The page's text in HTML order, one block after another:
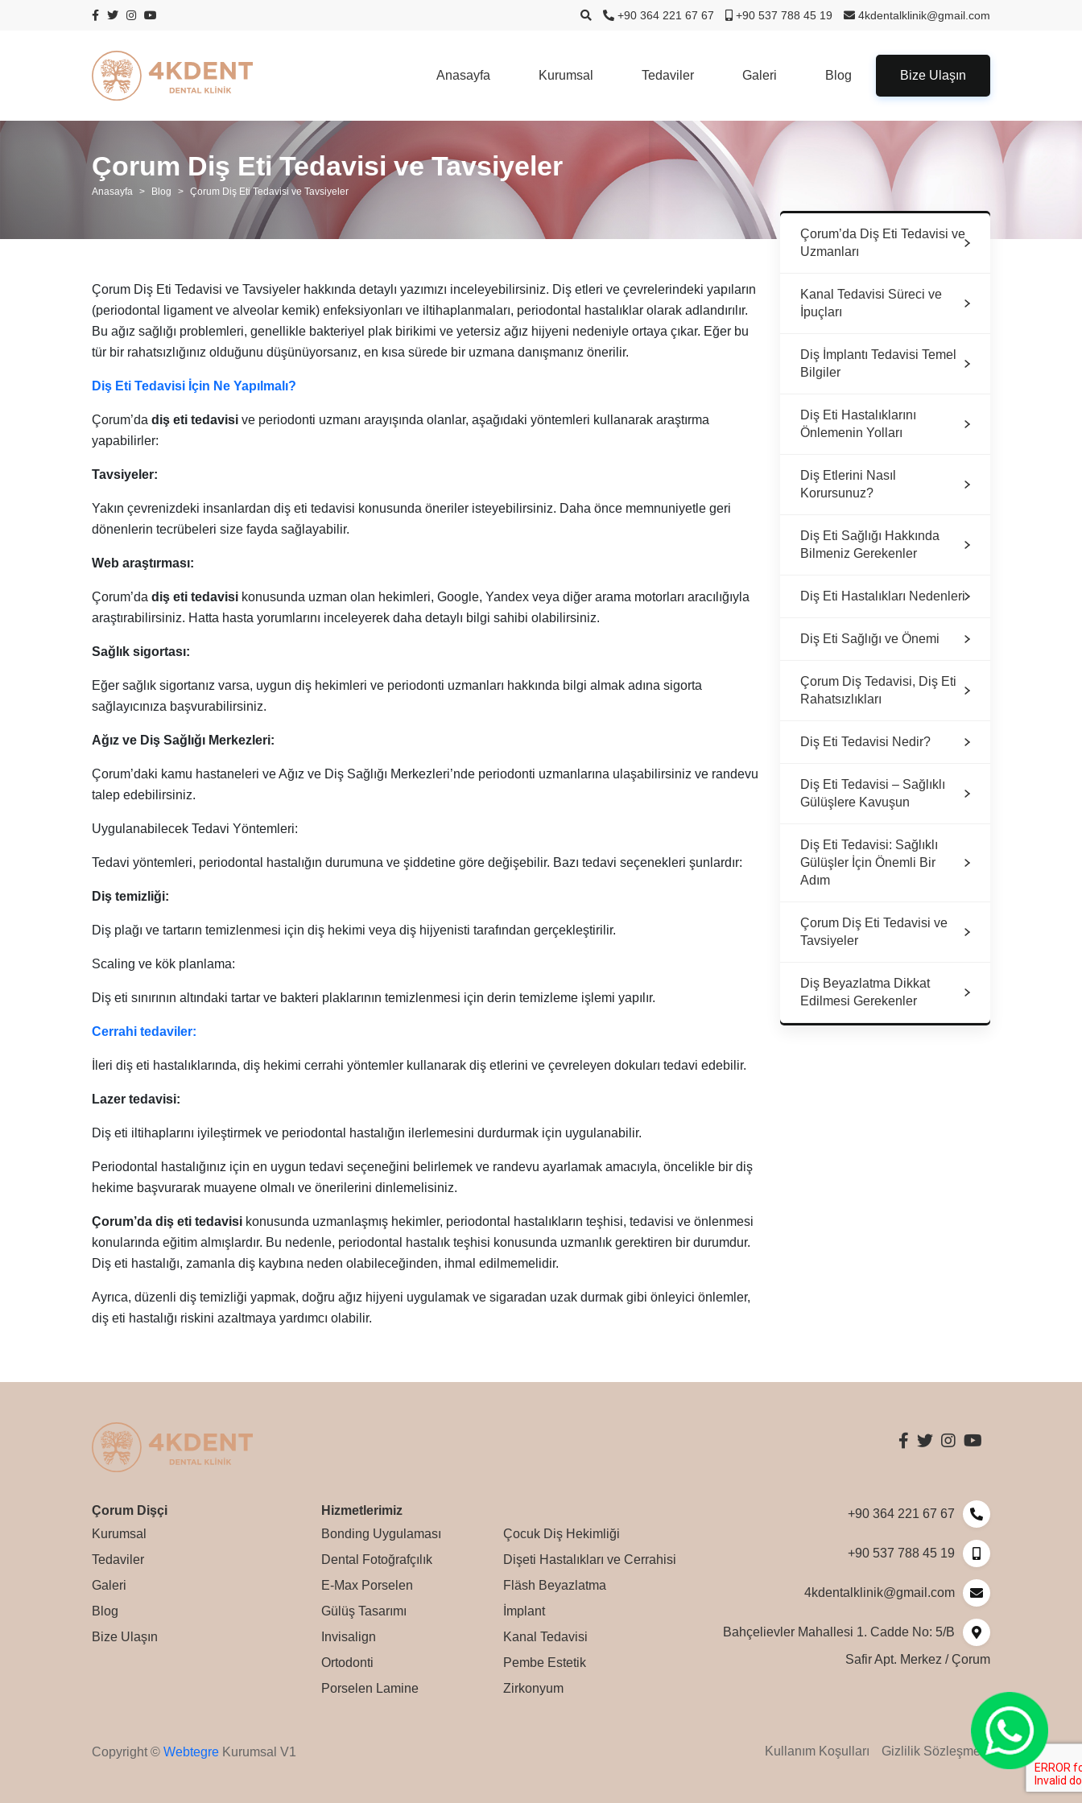
+90 364 221 67 67 +90 537 788 45 19 4kdentalklinik@gmail.com
Anasayfa Kurumsal Tedaviler Galeri Blog Bize Ulaşın
Çorum Diş Eti Tedavisi ve Tavsiyeler
Anasayfa Blog Çorum Diş Eti Tedavisi ve Tavsiyeler
Çorum Diş Eti Tedavisi ve Tavsiyeler hakkında detaylı yazımızı inceleyebilirsiniz. Diş etleri ve çevrelerindeki yapıların
(periodontal ligament ve alveolar kemik) enfeksiyonları ve iltihaplanmaları, periodontal hastalıklar olarak adlandırılır.
Bu ağız sağlığı problemleri, genellikle bakteriyel plak birikimi ve yetersiz ağız hijyeni nedeniyle ortaya çıkar. Eğer bu
tür bir rahatsızlığınız olduğunu düşünüyorsanız, en kısa sürede bir uzmana danışmanız önerilir.
Diş Eti Tedavisi İ çin Ne Yapılmalı?
Çorum’da diş eti tedavisi ve periodonti uzmanı arayışında olanlar, aşağıdaki yöntemleri kullanarak araştırma
yapabilirler:
Tavsiyeler:
Yakın çevrenizdeki insanlardan diş eti tedavisi konusunda öneriler isteyebilirsiniz. Daha önce memnuniyetle geri
dönenlerin tecrübeleri size fayda sağlayabilir.
Web araştırması:
Çorum’da diş eti tedavisi konusunda uzman olan hekimleri, Google, Yandex veya diğer arama motorları aracılığıyla
araştırabilirsiniz. Hatta hasta yorumlarını inceleyerek daha detaylı bilgi sahibi olabilirsiniz.
Sağlık sigortası:
Eğer sağlık sigortanız varsa, uygun diş hekimleri ve periodonti uzmanları hakkında bilgi almak adına sigorta
sağlayıcınıza başvurabilirsiniz.
Ağız ve Diş Sağlığı Merkezleri:
Çorum’daki kamu hastaneleri ve Ağız ve Diş Sağlığı Merkezleri’nde periodonti uzmanlarına ulaşabilirsiniz ve randevu
talep edebilirsiniz.
Uygulanabilecek Tedavi Yöntemleri:
Tedavi yöntemleri, periodontal hastalığın durumuna ve şiddetine göre değişebilir. Bazı tedavi seçenekleri şunlardır:
Diş temizliği:
Diş plağı ve tartarın temizlenmesi için diş hekimi veya diş hijyenisti tarafından gerçekleştirilir.
Scaling ve kök planlama:
Diş eti sınırının altındaki tartar ve bakteri plaklarının temizlenmesi için derin temizleme işlemi yapılır.
Cerrahi tedaviler:
İleri diş eti hastalıklarında, diş hekimi cerrahi yöntemler kullanarak diş etlerini ve çevreleyen dokuları tedavi edebilir.
Lazer tedavisi:
Diş eti iltihaplarını iyileştirmek ve periodontal hastalığın ilerlemesini durdurmak için uygulanabilir.
Periodontal hastalığınız için en uygun tedavi seçeneğini belirlemek ve randevu ayarlamak amacıyla, öncelikle bir diş
hekime başvurarak muayene olmalı ve önerilerini dinlemelisiniz.
Çorum’da diş eti tedavisi konusunda uzmanlaşmış hekimler, periodontal hastalıkların teşhisi, tedavisi ve önlenmesi
konularında eğitim almışlardır. Bu nedenle, periodontal hastalık teşhisi konusunda uzmanlık gerektiren bir durumdur.
Diş eti hastalığı, zamanla diş kaybına neden olabileceğinden, ihmal edilmemelidir.
Ayrıca, düzenli diş temizliği yapmak, doğru ağız hijyeni uygulamak ve sigaradan uzak durmak gibi önleyici önlemler,
diş eti hastalığı riskini azaltmaya yardımcı olabilir.
Çorum’da Diş Eti Tedavisi ve
Uzmanları
Kanal Tedavisi Süreci ve
İpuçları
Diş İmplantı Tedavisi Temel
Bilgiler
Diş Eti Hastalıklarını
Önlemenin Yolları
Diş Etlerini Nasıl
Korursunuz?
Diş Eti Sağlığı Hakkında
Bilmeniz Gerekenler
Diş Eti Hastalıkları Nedenleri
Diş Eti Sağlığı ve Önemi
Çorum Diş Tedavisi, Diş Eti
Rahatsızlıkları
Diş Eti Tedavisi Nedir?
Diş Eti Tedavisi – Sağlıklı
Gülüşlere Kavuşun
Diş Eti Tedavisi: Sağlıklı
Gülüşler İçin Önemli Bir
Adım
Çorum Diş Eti Tedavisi ve
Tavsiyeler
Diş Beyazlatma Dikkat
Edilmesi Gerekenler
Çorum Dişçi
Kurumsal
Tedaviler
Galeri
Blog
Bize Ulaşın
Hizmetlerimiz
Bonding Uygulaması
Çocuk Diş Hekimliği
Dental Fotoğrafçılık
Dişeti Hastalıkları ve Cerrahisi
E-Max Porselen
Fläsh Beyazlatma
Gülüş Tasarımı
İmplant
Invisalign
Kanal Tedavisi
Ortodonti
Pembe Estetik
Porselen Lamine
Zirkonyum
+90 364 221 67 67
+90 537 788 45 19
4kdentalklinik@gmail.com
Bahçelievler Mahallesi 1. Cadde No: 5/B
Safir Apt. Merkez / Çorum
Copyright © Webtegre Kurumsal V1 Kullanım Koşulları Gizlilik Sözleşmesi